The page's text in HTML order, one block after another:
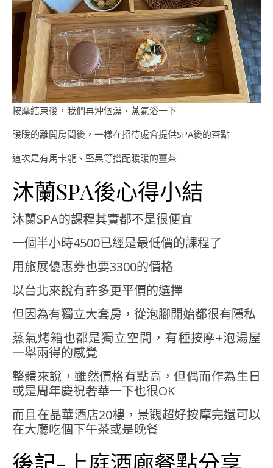
按摩結束後，我們再沖個澡、蒸氣浴一下
暖暖的離開房間後，一樣在招待處會提供SPA後的茶點
這次是有馬卡龍、堅果等搭配暖暖的薑茶
沐蘭SPA後心得小結
沐蘭SPA的課程其實都不是很便宜
一個半小時4500已經是最低價的課程了
用旅展優惠券也要3300的價格
以台北來說有許多更平價的選擇
但因為有獨立大套房，從泡腳開始都很有隱私
蒸氣烤箱也都是獨立空間，有種按摩+泡湯屋
一舉兩得的感覺
整體來說，雖然價格有點高，但偶而作為生日
或是周年慶祝奢華一下也很OK
而且在晶華酒店20樓，景觀超好按摩完還可以
在大廳吃個下午茶或是晚餐